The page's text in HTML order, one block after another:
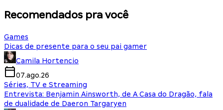
Recomendados pra você
Games
Dicas de presente para o seu pai gamer
Camila Hortencio
07.ago.26
Séries, TV e Streaming
Entrevista: Benjamin Ainsworth, de A Casa do Dragão, fala
de dualidade de Daeron Targaryen